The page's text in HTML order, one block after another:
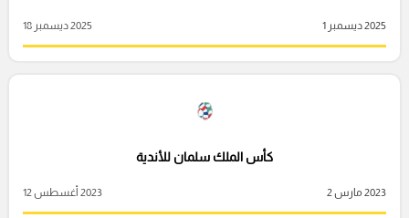
2025 ديسمبر 1 2025 ديسمبر 18
كأس الملك سلمان للأندية
2023 مارس 2 2023 أغسطس 12